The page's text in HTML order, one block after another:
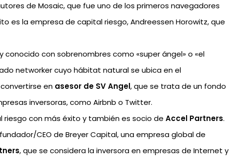
de Mosaic, que fue uno de los primeros navegadores
es la empresa de capital riesgo, Andreessen Horowitz, que
y conocido con sobrenombres como «super ángel» o «el
networker cuyo hábitat natural se ubica en el
en asesor de SV Angel, que se trata de un fondo
inversoras, como Airbnb o Twitter.
riesgo con más éxito y también es socio deAccel Partners.
CEO de Breyer Capital, una empresa global de
, que se considera la inversora en empresas de Internet y